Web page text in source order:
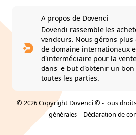
A propos de Dovendi
Dovendi rassemble les
vendeurs. Nous gérons plus
de domaine internationaux
d'intermédiaire pour la
dans le but d'obtenir un bon
toutes les parties.
© 2026 Copyright Dovendi © - tous
générales | Déclaration de